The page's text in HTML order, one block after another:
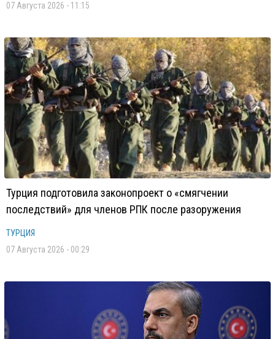
07 Августа 2026 - 11:15
Турция подготовила законопроект о «смягчении
последствий» для членов РПК после разоружения
ТУРЦИЯ
07 Августа 2026 - 00:29